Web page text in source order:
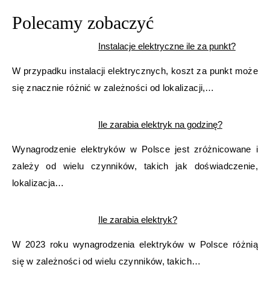
Polecamy zobaczyć
Instalacje elektryczne ile za punkt?
W przypadku instalacji elektrycznych, koszt za punkt może
się znacznie różnić w zależności od lokalizacji,…
Ile zarabia elektryk na godzinę?
Wynagrodzenie elektryków w Polsce jest zróżnicowane i
zależy od wielu czynników, takich jak doświadczenie,
lokalizacja…
Ile zarabia elektryk?
W 2023 roku wynagrodzenia elektryków w Polsce różnią
się w zależności od wielu czynników, takich…